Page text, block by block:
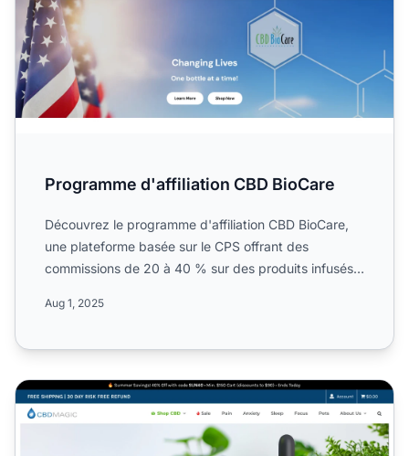
Programme d'affiliation CBD BioCare
Découvrez le programme d'affiliation CBD BioCare,
une plateforme basée sur le CPS offrant des
commissions de 20 à 40 % sur des produits infusés
Aug 1, 2025
Programme d’affiliation CBD Magic